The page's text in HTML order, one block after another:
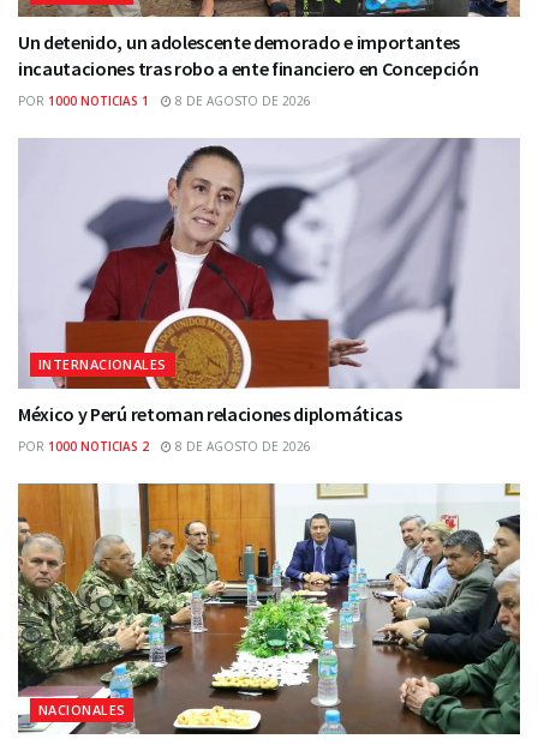
Un detenido, un adolescente demorado e importantes
incautaciones tras robo a ente financiero en Concepción
POR 1000 NOTICIAS 1 8 DE AGOSTO DE 2026
INTERNACIONALES
México y Perú retoman relaciones diplomáticas
POR 1000 NOTICIAS 2 8 DE AGOSTO DE 2026
NACIONALES